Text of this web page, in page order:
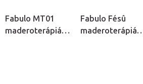
Fabulo MT01
maderoterápiás
Fabulo Fésû
maderoterápiás